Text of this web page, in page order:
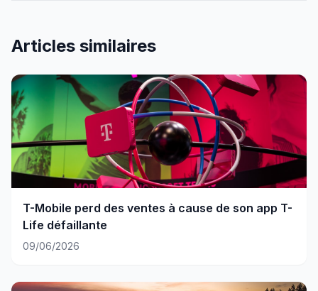
Articles similaires
T-Mobile perd des ventes à cause de son app T-
Life défaillante
09/06/2026